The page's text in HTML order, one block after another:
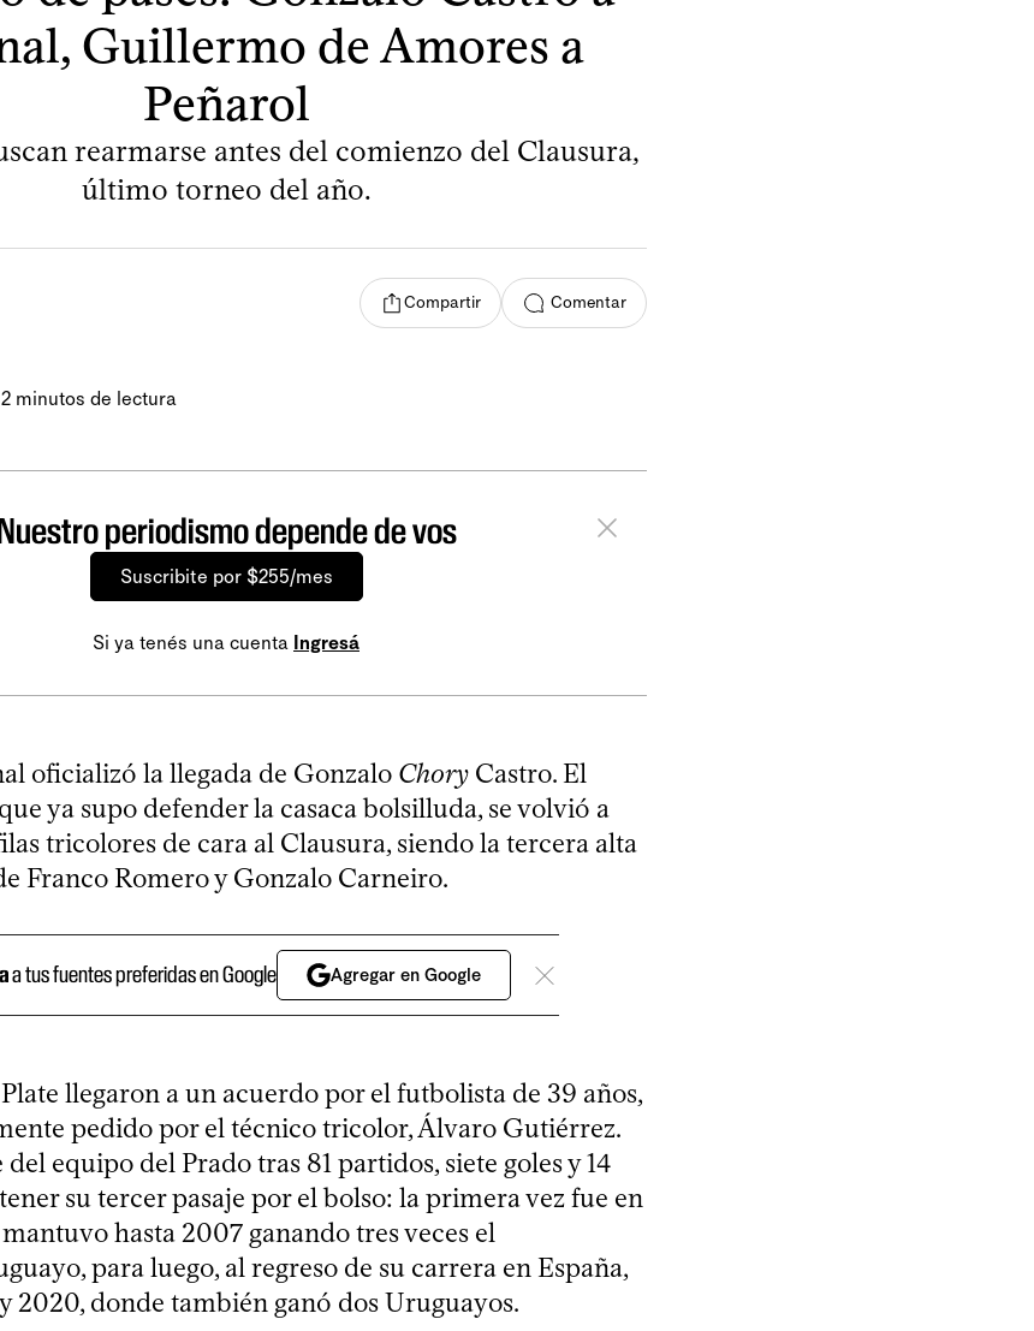
Guillermo de Amores a
Peñarol
rearmarse antes del comienzo del Clausura,
último torneo del año.
Compartir Comentar
2 minutos de lectura
periodismo depende de vos
Suscribite por $255/mes
Si ya tenés una cuenta Ingresá
oficializó la llegada de Gonzalo Chory Castro. El
ya supo defender la casaca bolsilluda, se volvió a
tricolores de cara al Clausura, siendo la tercera alta
Franco Romero y Gonzalo Carneiro.
a tus fuentes preferidas en Google Agregar en Google
llegaron a un acuerdo por el futbolista de 39 años,
pedido por el técnico tricolor, Álvaro Gutiérrez.
del equipo del Prado tras 81 partidos, siete goles y 14
su tercer pasaje por el bolso: la primera vez fue en
hasta 2007 ganando tres veces el
para luego, al regreso de su carrera en España,
2020, donde también ganó dos Uruguayos.